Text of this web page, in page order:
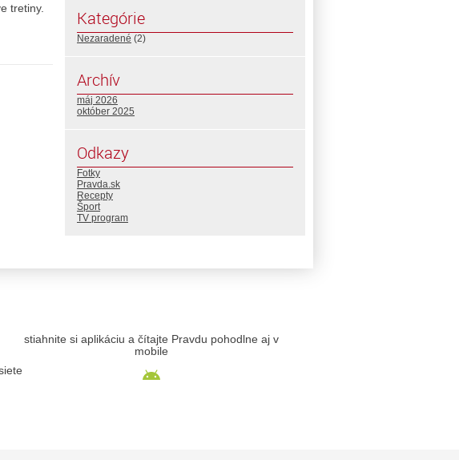
tretiny.
Kategórie
Nezaradené (2)
Archív
máj 2026
október 2025
Odkazy
Fotky
Pravda.sk
Recepty
Šport
TV program
stiahnite si aplikáciu a čítajte Pravdu pohodlne aj v
mobile